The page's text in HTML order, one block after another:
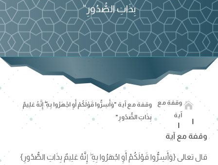
بِذَاتِ الصُّدُورِ”
 وقفة مع
آية
وقفة مع آية "وَأَسِرُّوا قَوْلَكُمْ أَوِ اجْهَرُوا بِهِ ۖ إِنَّهُ عَلِيمٌ
بِذَاتِ الصُّدُورِ"
وقفة مع آية
قال تعالى {وَأَسِرُّوا قَوْلَكُمْ أَوِ اجْهَرُوا بِهِ ۖ إِنَّهُ عَلِيمٌ بِذَاتِ الصُّدُورِ}